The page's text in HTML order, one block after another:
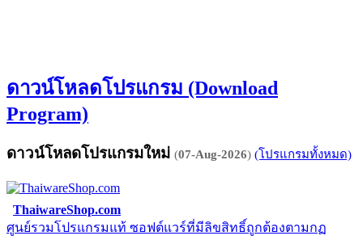
ดาวน์โหลดโปรแกรม (Download
Program)
ดาวน์โหลดโปรแกรมใหม่ (07-Aug-2026) (โปรแกรมทั้งหมด)
ThaiwareShop.com
ศูนย์รวมโปรแกรมแท้ ซอฟต์แวร์ที่มีลิขสิทธิ์ถูกต้องตามกฏ